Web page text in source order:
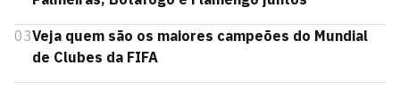
03Veja quem são os maiores campeões do Mundial
de Clubes da FIFA